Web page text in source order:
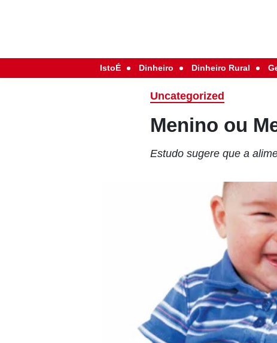
IstoÉ Dinheiro Dinheiro Rural
Uncategorized
Menino ou
Estudo sugere que a